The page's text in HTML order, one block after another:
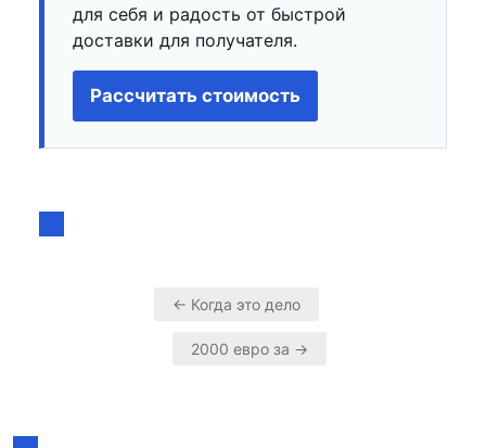
для себя и радость от быстрой
доставки для получателя.
Рассчитать стоимость
Навигация
← Когда это дело
2000 евро за →